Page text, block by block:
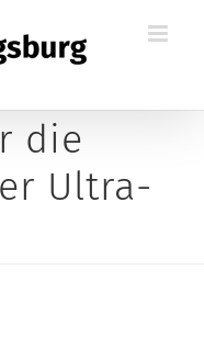
die
Ultra-